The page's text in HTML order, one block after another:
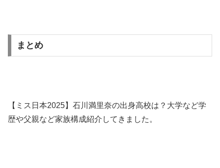
まとめ
【ミス日本2025】石川満里奈の出身高校は？大学など学
歴や父親など家族構成紹介してきました。